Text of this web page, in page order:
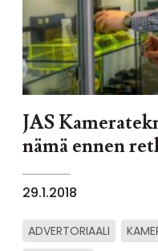
JAS
nämä ennen
29.1.2018
ADVERTORIAALI